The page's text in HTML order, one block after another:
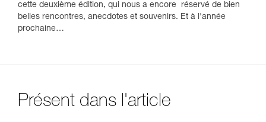
cette deuxième édition, qui nous a encore réservé de bien
belles rencontres, anecdotes et souvenirs. Et à l'année
prochaine…
Présent dans l'article